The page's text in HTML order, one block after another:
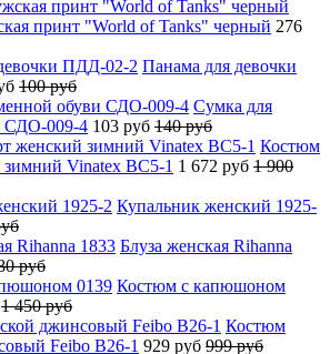
принт "World of Tanks" черный 276
Панама для девочки
100 руб
Сумка для
СДО-009-4 103 руб 140 руб
Костюм
Vinatex BC5-1 1 672 руб 1 900
Купальник женский 1925-
Блуза женская Rihanna
руб
Костюм с капюшоном
1 450 руб
Костюм
Feibo B26-1 929 руб 999 руб